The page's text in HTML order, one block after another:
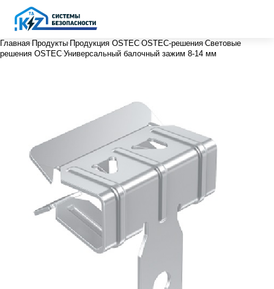
Главная Продукты Продукция OSTEC OSTEC-решения Световые
решения OSTEC Универсальный балочный зажим 8-14 мм